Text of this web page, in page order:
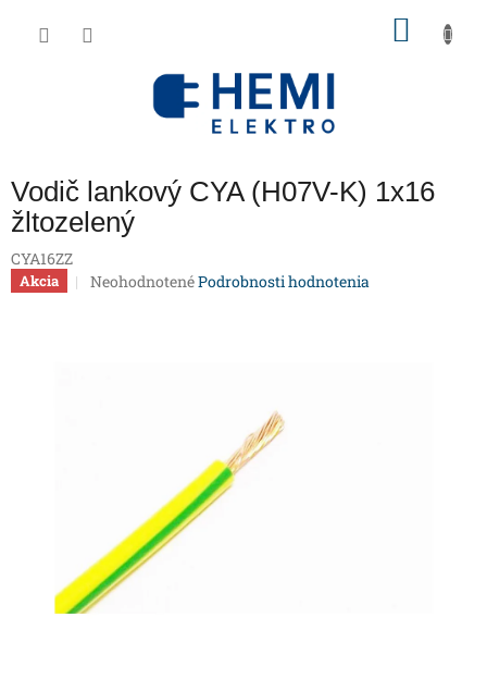
Vodič lankový CYA (H07V-K) 1x16
žltozelený
CYA16ZZ
Akcia
Priemerné
NeohodnotenéPodrobnosti hodnotenia